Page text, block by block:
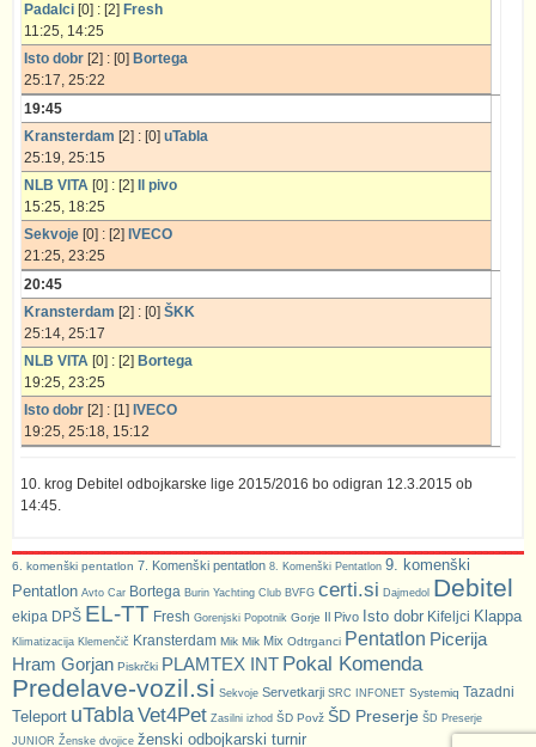
Padalci [0] : [2] Fresh
11:25, 14:25
Isto dobr [2] : [0] Bortega
25:17, 25:22
19:45
Kransterdam [2] : [0] uTabla
25:19, 25:15
NLB VITA [0] : [2]
Il pivo
15:25, 18:25
Sekvoje [0] : [2] IVECO
21:25, 23:25
20:45
Kransterdam [2] : [0] ŠKK
25:14, 25:17
NLB VITA [0] : [2] Bortega
19:25, 23:25
Isto dobr [2] : [1] IVECO
19:25, 25:18, 15:12
10. krog Debitel odbojkarske lige 2015/2016 bo odigran 12.3.2015 ob
14:45.
6. komenški pentatlon 7. Komenški pentatlon 8. Komenški Pentatlon 9. komenški
Pentatlon Avto Car Bortega Burin Yachting Club BVFG certi.si Dajmedol Debitel
ekipa DPŠ EL-TT Fresh Gorenjski Popotnik Gorje Il Pivo Isto dobr Kifeljci Klappa
Klimatizacija Klemenčič Kransterdam Mik Mik Mix Odtrganci Pentatlon Picerija
Hram Gorjan Piskrčki PLAMTEX INT Pokal Komenda
Predelave-vozil.si Sekvoje Servetkarji SRC INFONET Systemiq Tazadni
Teleport uTablaVet4Pet Zasilni izhod ŠD Povž ŠD Preserje ŠD Preserje
JUNIOR Ženske dvojice ženski odbojkarski turnir